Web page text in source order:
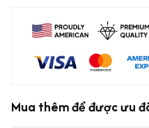
Mua thêm để được ưu